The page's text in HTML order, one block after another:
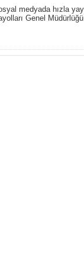
medyada hızla
Genel